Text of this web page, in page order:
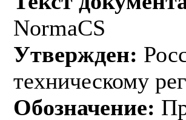
NormaCS
Утвержден:
техническому
Обозначение: